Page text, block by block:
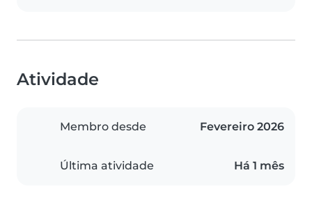
Atividade
Membro desde Fevereiro 2026
Última atividade Há 1 mês